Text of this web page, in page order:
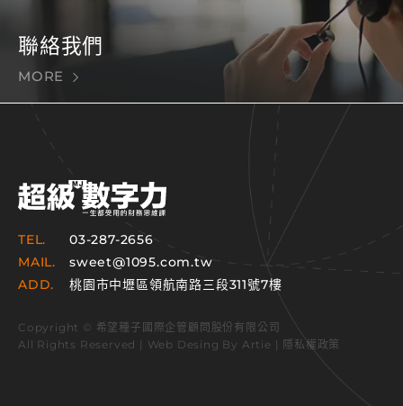
聯絡我們
MORE
TEL.
03-287-2656
MAIL.
sweet@1095.com.tw
ADD.
桃園市中壢區領航南路三段311號7樓
Copyright © 希望種子國際企管顧問股份有限公司
All Rights Reserved | Web Desing By Artie | 隱私權政策